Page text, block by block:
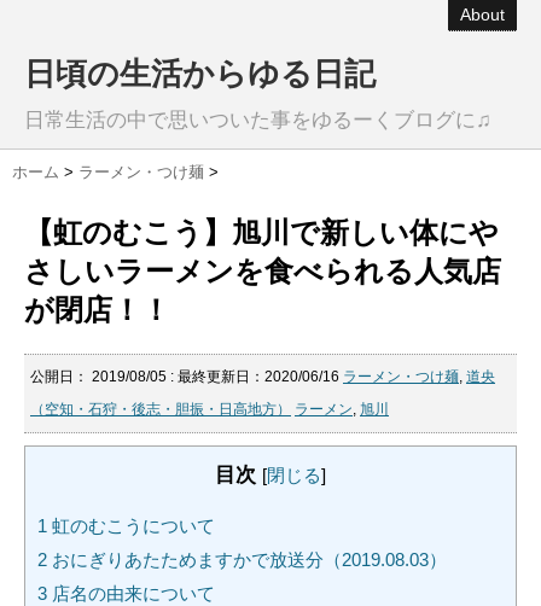
About
日頃の生活からゆる日記
日常生活の中で思いついた事をゆるーくブログに♫
ホーム > ラーメン・つけ麺 >
【虹のむこう】旭川で新しい体にや
さしいラーメンを食べられる人気店
が閉店！！
公開日： 2019/08/05 : 最終更新日：2020/06/16 ラーメン・つけ麺, 道央
（空知・石狩・後志・胆振・日高地方）
ラーメン, 旭川
目次 [閉じる]
1 虹のむこうについて
2 おにぎりあたためますかで放送分（2019.08.03）
3 店名の由来について